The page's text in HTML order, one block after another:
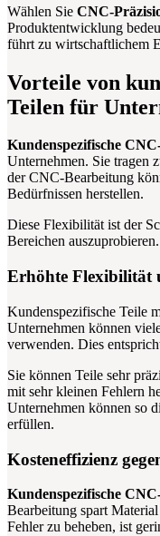
Wählen Sie CNC-
Produktentwicklung
führt zu wirtschaftlichem
Vorteile von
Teilen für
Kundenspezifische
Unternehmen. Sie tragen
der CNC-Bearbeitung
Bedürfnissen herstellen.
Diese Flexibilität ist der
Bereichen auszuprobieren.
Erhöhte Flexibilität
Kundenspezifische Teile
Unternehmen können
verwenden. Dies
Sie können Teile sehr
mit sehr kleinen Fehlern
Unternehmen können so
erfüllen.
Kosteneffizienz
Kundenspezifische
Bearbeitung spart
Fehler zu beheben, ist